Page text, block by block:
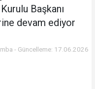
Başkanı
devam ediyor
- Güncelleme: 17.06.2026